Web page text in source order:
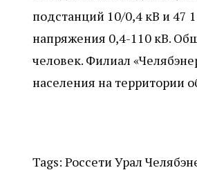
подстанций 10/0,4 кВ и 47
напряжения 0,4-110 кВ.
человек. Филиал
населения на территории
Tags: Россети Урал